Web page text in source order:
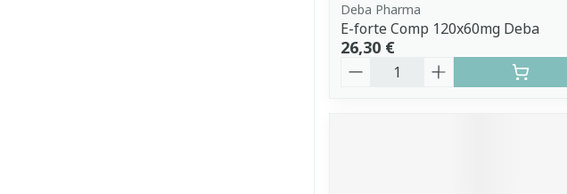
Deba Pharma
E-forte Comp 120x60mg Deba
26,30 €
Quantité